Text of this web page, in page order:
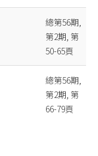
總第56期,
第2期, 第
50-65頁
總第56期,
第2期, 第
66-79頁